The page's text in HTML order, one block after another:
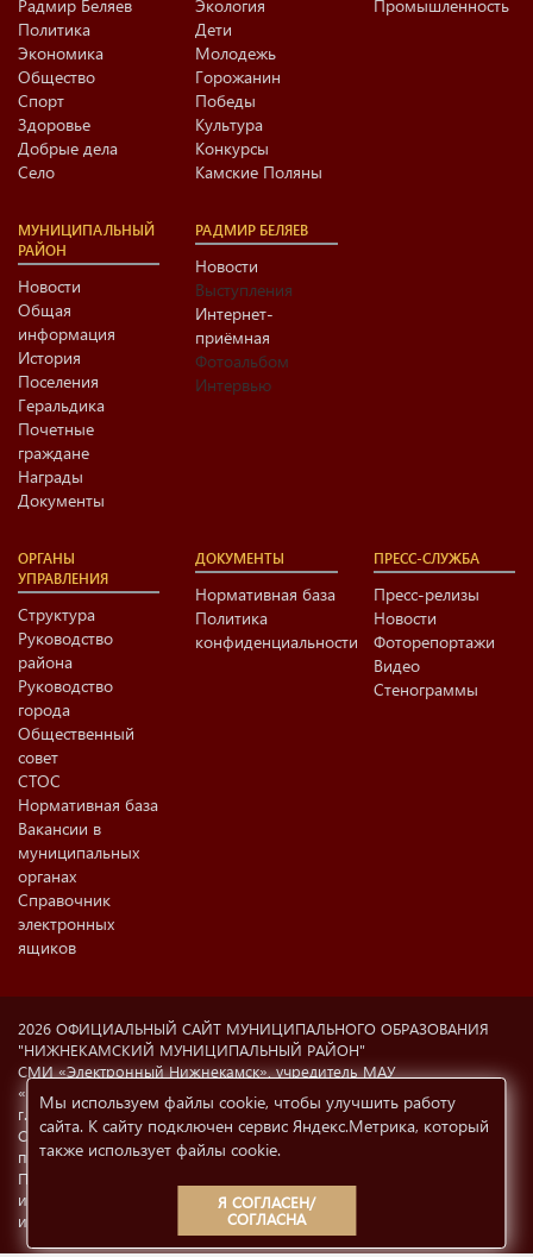
Радмир Беляев
Политика
Экономика
Общество
Спорт
Здоровье
Добрые дела
Село
Экология
Дети
Молодежь
Горожанин
Победы
Культура
Конкурсы
Камские Поляны
Промышленность
МУНИЦИПАЛЬНЫЙ
РАЙОН
Новости
Общая
информация
История
Поселения
Геральдика
Почетные
граждане
Награды
Документы
РАДМИР БЕЛЯЕВ
Новости
Выступления
Интернет-
приёмная
Фотоальбом
Интервью
ОРГАНЫ
УПРАВЛЕНИЯ
Структура
Руководство
района
Руководство
города
Общественный
совет
СТОС
Нормативная база
Вакансии в
муниципальных
органах
Справочник
электронных
ящиков
ДОКУМЕНТЫ
Нормативная база
Политика
конфиденциальности
ПРЕСС-СЛУЖБА
Пресс-релизы
Новости
Фоторепортажи
Видео
Стенограммы
2026 ОФИЦИАЛЬНЫЙ САЙТ МУНИЦИПАЛЬНОГО ОБРАЗОВАНИЯ
"НИЖНЕКАМСКИЙ МУНИЦИПАЛЬНЫЙ РАЙОН"
СМИ «Электронный Нижнекамск», учредитель МАУ
«Информационный центр г. Нижнекамска» (423570 РФ, РТ,
г.Нижнекамск, ул. Ахтубинская, 6а). Свидетельство о регистрации
СМИ Эл №77-8606 от 12.02.2004, Министерство РФ по делам
печати, телерадиовещания и СМК.
При использовании материалов с сайта
источник информации обязательна.Условия использования
информации
Мы используем файлы cookie, чтобы улучшить работу
сайта. К сайту подключен сервис Яндекс.Метрика, который
также использует файлы cookie.
Я СОГЛАСЕН/
СОГЛАСНА